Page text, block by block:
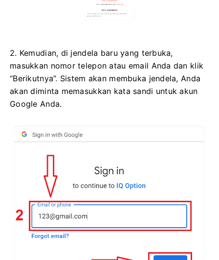
2. Kemudian, di jendela baru yang terbuka,
masukkan nomor telepon atau email Anda dan klik
“Berikutnya”. Sistem akan membuka jendela, Anda
akan diminta memasukkan kata sandi untuk akun
Google Anda.